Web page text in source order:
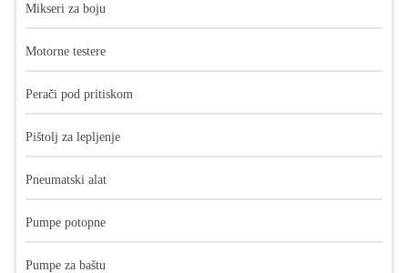
Mikseri za boju
Motorne testere
Perači pod pritiskom
Pištolj za lepljenje
Pneumatski alat
Pumpe potopne
Pumpe za baštu